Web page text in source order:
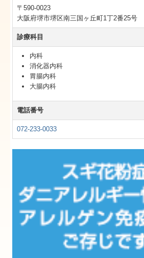
〒590-0023
大阪府堺市堺区南三国ヶ丘町1丁2番25号
診療科目
内科
消化器内科
胃腸内科
大腸内科
電話番号
072-233-0033